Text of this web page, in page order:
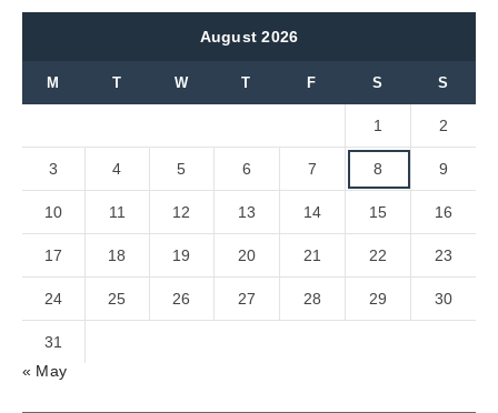
August 2026
M T W T F S S
1 2
3 4 5 6 7 8 9
10 11 12 13 14 15 16
17 18 19 20 21 22 23
24 25 26 27 28 29 30
31
« May